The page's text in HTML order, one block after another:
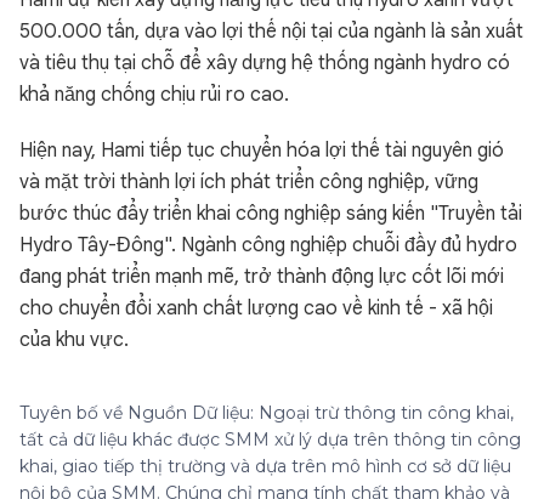
500.000 tấn, dựa vào lợi thế nội tại của ngành là sản xuất
và tiêu thụ tại chỗ để xây dựng hệ thống ngành hydro có
khả năng chống chịu rủi ro cao.
Hiện nay, Hami tiếp tục chuyển hóa lợi thế tài nguyên gió
và mặt trời thành lợi ích phát triển công nghiệp, vững
bước thúc đẩy triển khai công nghiệp sáng kiến "Truyền tải
Hydro Tây-Đông". Ngành công nghiệp chuỗi đầy đủ hydro
đang phát triển mạnh mẽ, trở thành động lực cốt lõi mới
cho chuyển đổi xanh chất lượng cao về kinh tế - xã hội
của khu vực.
Tuyên bố về Nguồn Dữ liệu: Ngoại trừ thông tin công khai,
tất cả dữ liệu khác được SMM xử lý dựa trên thông tin công
khai, giao tiếp thị trường và dựa trên mô hình cơ sở dữ liệu
nội bộ của SMM. Chúng chỉ mang tính chất tham khảo và